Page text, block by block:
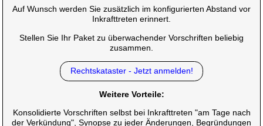
Auf Wunsch werden Sie zusätzlich im konfigurierten Abstand vor
Inkrafttreten erinnert.
Stellen Sie Ihr Paket zu überwachender Vorschriften beliebig
zusammen.
Rechtskataster - Jetzt anmelden!
Weitere Vorteile:
Konsolidierte Vorschriften selbst bei Inkrafttreten "am Tage nach
der Verkündung", Synopse zu jeder Änderungen, Begründungen